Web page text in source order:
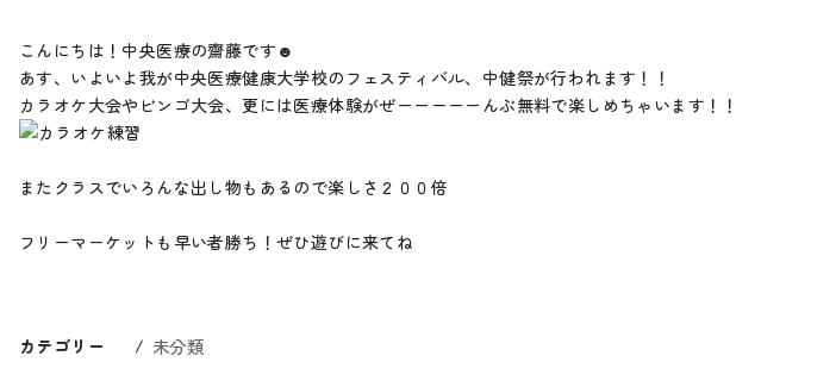
こんにちは！中央医療の齋藤です☻
あす、いよいよ我が中央医療健康大学校のフェスティバル、中健祭が行われます！！
カラオケ大会やビンゴ大会、更には医療体験がぜーーーーーんぶ無料で楽しめちゃいます！！
またクラスでいろんな出し物もあるので楽しさ２００倍
フリーマーケットも早い者勝ち！ぜひ遊びに来てね
カテゴリー 未分類